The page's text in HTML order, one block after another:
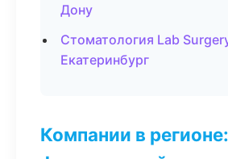
Дону
Стоматология Lab
Екатеринбург
Компании в